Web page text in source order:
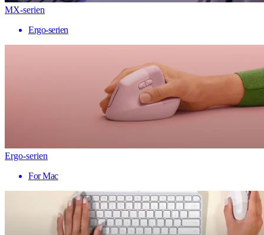
MX-serien
Ergo-serien
Ergo-serien
For Mac